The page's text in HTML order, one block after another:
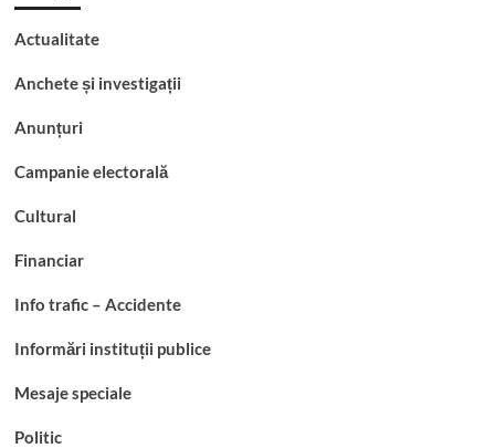
Actualitate
Anchete și investigații
Anunțuri
Campanie electorală
Cultural
Financiar
Info trafic – Accidente
Informări instituții publice
Mesaje speciale
Politic